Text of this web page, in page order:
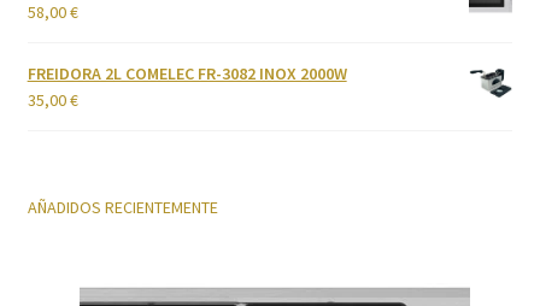
Fregaderos y grifos
Hornos
58,00€
FREIDORA 2L COMELEC FR-3082 INOX 2000W
35,00€
AÑADIDOS RECIENTEMENTE